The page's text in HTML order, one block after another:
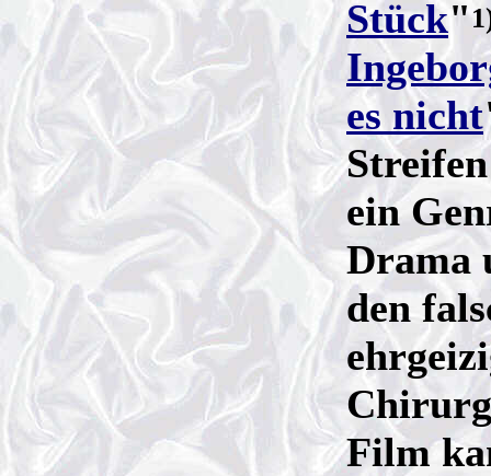
Stück"
es nicht
ein
Drama
den
Film